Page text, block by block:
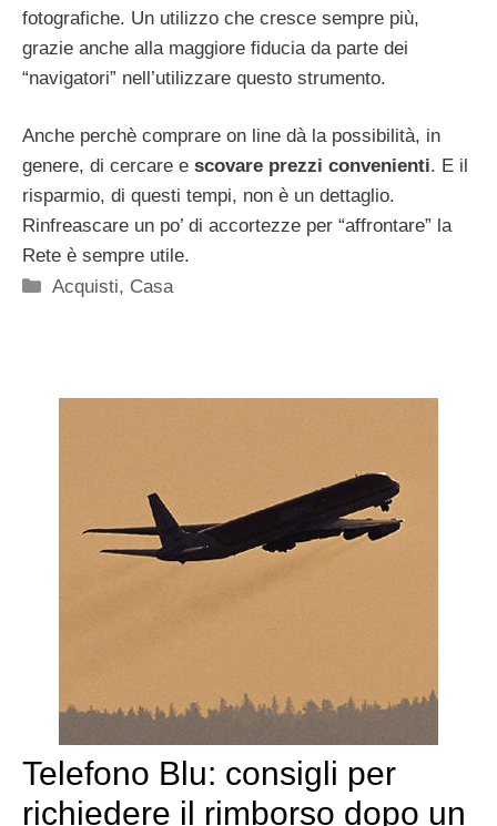
fotografiche. Un utilizzo che cresce sempre più,
grazie anche alla maggiore fiducia da parte dei
“navigatori” nell’utilizzare questo strumento.
Anche perchè comprare on line dà la possibilità, in
genere, di cercare e scovare prezzi convenienti. E il
risparmio, di questi tempi, non è un dettaglio.
Rinfreascare un po’ di accortezze per “affrontare” la
Rete è sempre utile.
Categorie
Acquisti, Casa
Telefono Blu: consigli per
richiedere il rimborso dopo un